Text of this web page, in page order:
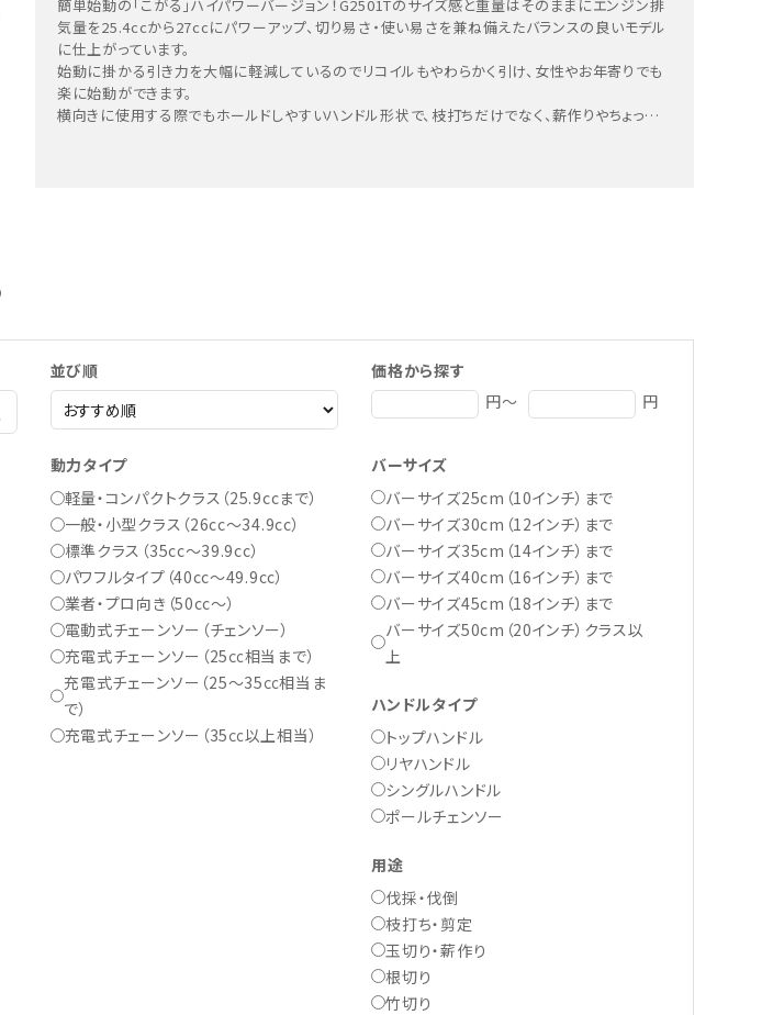
簡単始動の「こがる」ハイパワーバージョン！G2501Tのサイズ感と重量はそのままにエンジン排
気量を25.4ccから27ccにパワーアップ、切り易さ・使い易さを兼ね備えたバランスの良いモデル
に仕上がっています。
始動に掛かる引き力を大幅に軽減しているのでリコイルもやわらかく引け、女性やお年寄りでも
楽に始動ができます。
横向きに使用する際でもホールドしやすいハンドル形状で、枝打ちだけでなく、薪作りやちょっとし
並び順
動力タイプ
軽量・コンパクトクラス（25.9ccまで）
一般・小型クラス（26cc～34.9cc）
標準クラス（35cc～39.9cc）
パワフルタイプ（40cc～49.9cc）
業者・プロ向き（50cc～）
電動式チェーンソー（チェンソー）
充電式チェーンソー（25㏄相当まで）
充電式チェーンソー（25～35㏄相当ま
で）
充電式チェーンソー（35㏄以上相当）
価格から探す
円～
円
バーサイズ
バーサイズ25cm（10インチ）まで
バーサイズ30cm（12インチ）まで
バーサイズ35cm（14インチ）まで
バーサイズ40cm（16インチ）まで
バーサイズ45cm（18インチ）まで
バーサイズ50cm（20インチ）クラス以
上
ハンドルタイプ
トップハンドル
リヤハンドル
シングルハンドル
ポールチェンソー
用途
伐採・伐倒
枝打ち・剪定
玉切り・薪作り
根切り
竹切り